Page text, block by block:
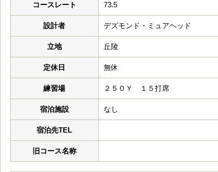
コースレート 73.5
設計者 デズモンド・ミュアヘッド
立地 丘陵
定休日 無休
練習場 ２５０Ｙ １５打席
宿泊施設 なし
宿泊先TEL
旧コース名称